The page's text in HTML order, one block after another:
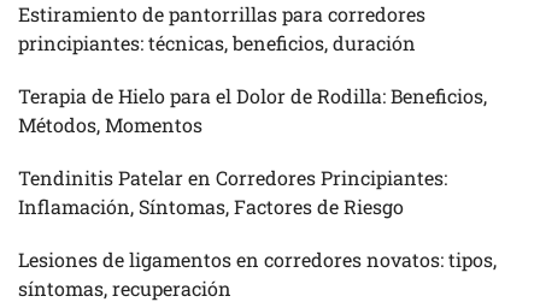
Estiramiento de pantorrillas para corredores
principiantes: técnicas, beneficios, duración
Terapia de Hielo para el Dolor de Rodilla: Beneficios,
Métodos, Momentos
Tendinitis Patelar en Corredores Principiantes:
Inflamación, Síntomas, Factores de Riesgo
Lesiones de ligamentos en corredores novatos: tipos,
síntomas, recuperación